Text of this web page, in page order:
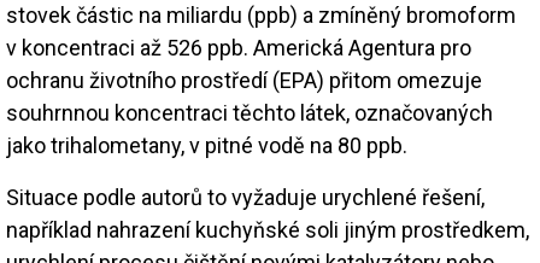
stovek částic na miliardu (ppb) a zmíněný bromoform
v koncentraci až 526 ppb. Americká Agentura pro
ochranu životního prostředí (EPA) přitom omezuje
souhrnnou koncentraci těchto látek, označovaných
jako trihalometany, v pitné vodě na 80 ppb.
Situace podle autorů to vyžaduje urychlené řešení,
například nahrazení kuchyňské soli jiným prostředkem,